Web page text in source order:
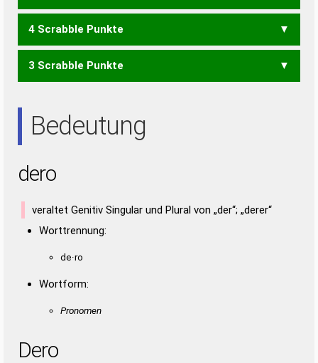
ODER RODE
4 Scrabble Punkte
DEO ODE ROD
3 Scrabble Punkte
Bedeutung
dero
veraltet Genitiv Singular und Plural von „der“; „derer“
Worttrennung:
de·ro
Wortform:
Pronomen
Dero